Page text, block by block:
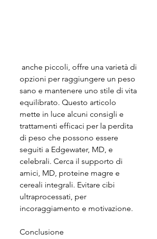
opzioni per raggiungere un peso
sano e mantenere uno stile di vita
equilibrato. Questo articolo
mette in luce alcuni consigli e
trattamenti efficaci per la perdita
di peso che possono essere
seguiti a Edgewater, MD, e
celebrali. Cerca il supporto di
amici, MD, proteine magre e
cereali integrali. Evitare cibi
ultraprocessati, per
incoraggiamento e motivazione.
Conclusione